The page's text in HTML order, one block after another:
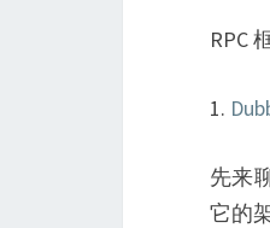
RPC
1.
先来
它的